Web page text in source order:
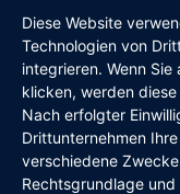
Diese Website
Technologien von
integrieren. Wenn Sie
klicken, werden
Nach erfolgter
Drittunternehmen
verschiedene
Rechtsgrundlage